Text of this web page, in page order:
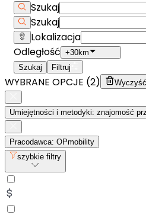
Szukaj
Szukaj
Lokalizacja
Odległość +30km
Szukaj
Filtruj
WYBRANE OPCJE (2) Wyczyść
Umiejętności i metodyki: znajomość
Pracodawca: OPmobility
szybkie filtry